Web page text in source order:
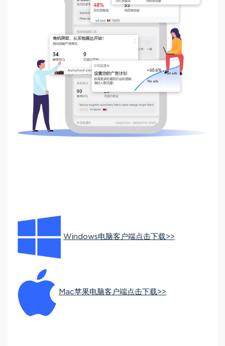
Windows电脑客户端点击下载>>
Mac苹果电脑客户端点击下载>>